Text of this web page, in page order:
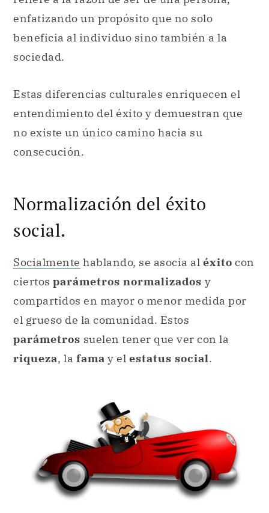
enfatizando un propósito que no solo
beneficia al individuo sino también a la
sociedad.
Estas diferencias culturales enriquecen el
entendimiento del éxito y demuestran que
no existe un único camino hacia su
consecución.
Normalización del éxito
social.
Socialmente hablando, se asocia al éxito con
ciertos parámetros normalizados y
compartidos en mayor o menor medida por
el grueso de la comunidad. Estos
parámetros suelen tener que ver con la
riqueza, la fama y el estatus social.